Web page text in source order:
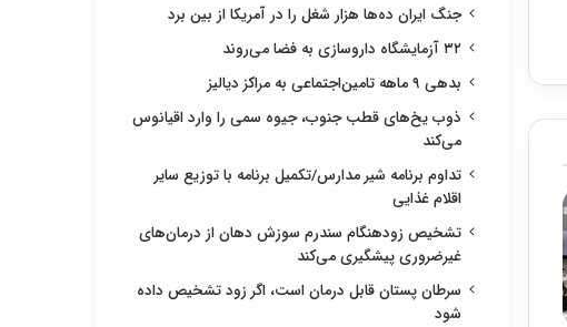
جنگ ایران ده‌ها هزار شغل را در آمریکا از بین برد
۳۲ آزمایشگاه داروسازی به فضا می‌روند
بدهی ۹ ماهه تامین‌اجتماعی به مراکز دیالیز
ذوب یخ‌های قطب جنوب، جیوه سمی را وارد اقیانوس
می‌کند
تداوم برنامه شیر مدارس/تکمیل برنامه با توزیع سایر
اقلام غذایی
تشخیص زودهنگام سندرم سوزش دهان از درمان‌های
غیرضروری پیشگیری می‌کند
سرطان پستان قابل درمان است، اگر زود تشخیص داده
شود